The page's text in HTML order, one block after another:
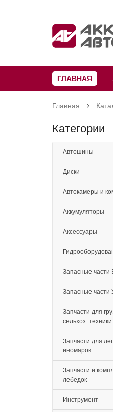
ГЛАВНАЯ
Главная
Категории
Автошины
Диски
Автокамеры и
Аккумуляторы
Аксессуары
Запасные части
Запасные части
Запчасти для
сельхоз. техники
Запчасти для
иномарок
Запчасти и
лебедок
Инструмент